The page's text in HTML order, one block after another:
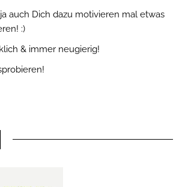
auch Dich dazu motivieren mal etwas
:)
& immer neugierig!